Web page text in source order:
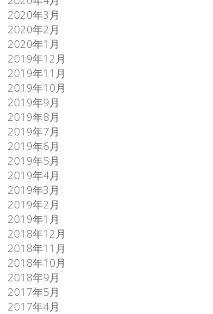
2020年3月
2020年2月
2020年1月
2019年12月
2019年11月
2019年10月
2019年9月
2019年8月
2019年7月
2019年6月
2019年5月
2019年4月
2019年3月
2019年2月
2019年1月
2018年12月
2018年11月
2018年10月
2018年9月
2017年5月
2017年4月